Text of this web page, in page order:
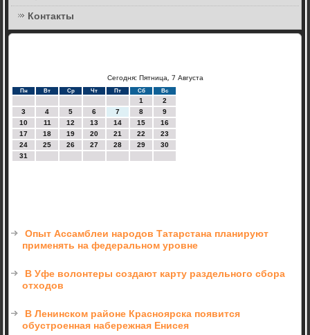
Контакты
Сегодня: Пятница, 7 Августа
Пн Вт Ср Чт Пт Сб Вс
1
2
3
4 5 6 7 8
9
10
11 12 13 14 15
16
17
18 19 20 21 22
23
24
25 26 27 28 29
30
31
Опыт Ассамблеи народов Татарстана планируют
применять на федеральном уровне
В Уфе волонтеры создают карту раздельного сбора
отходов
В Ленинском районе Красноярска появится
обустроенная набережная Енисея